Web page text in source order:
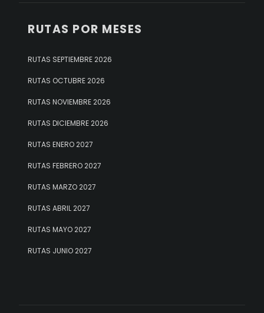
RUTAS POR MESES
RUTAS SEPTIEMBRE 2026
RUTAS OCTUBRE 2026
RUTAS NOVIEMBRE 2026
RUTAS DICIEMBRE 2026
RUTAS ENERO 2027
RUTAS FEBRERO 2027
RUTAS MARZO 2027
RUTAS ABRIL 2027
RUTAS MAYO 2027
RUTAS JUNIO 2027